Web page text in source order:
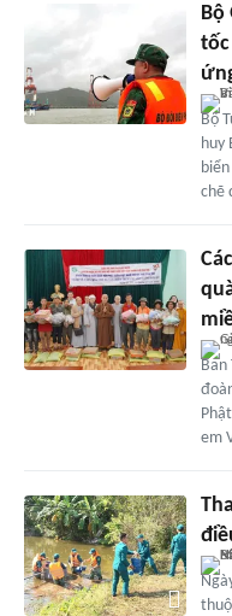
Bộ
huy
chẽ
Ban
em